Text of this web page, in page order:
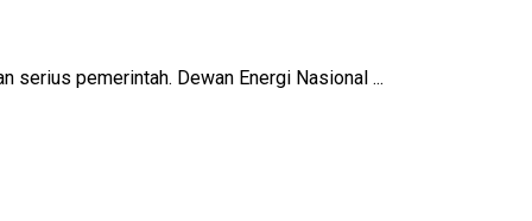
serius pemerintah. Dewan Energi Nasional ...